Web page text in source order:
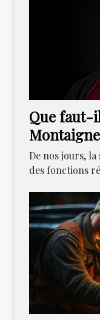
Que faut-
De nos jours,
des fonctions